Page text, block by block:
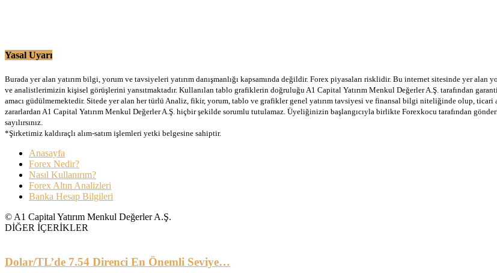
Yasal Uyarı
Burada yer alan yatırım bilgi, yorum ve tavsiyeleri yatırım danışmanlığı kapsamında değildir. Forex piyasaları risklidir. Bu internet sitesinde yer
ve analistlerimizin kişisel görüşlerini yansıtmaktadır. Kullanılan tablo grafiklerin doğruluğu A1 Capital Yatırım Menkul Değerler A.Ş. tarafından
amacı güdülmemektedir. Sitede yer alan her türlü Analiz, fikir, yorum, tablo ve grafikler genel yatırım tavsiyesi ve finansal bilgi niteliğinde olup,
zararlardan A1 Capital Yatırım Menkul Değerler A.Ş. hiçbir şekilde sorumlu tutulamaz. Üyeliğinizin başlangıcıyla birlikte Forexkocu tarafından
sayılırsınız.
*Şirketimiz kaldıraçlı alım-satım işlemleri yetki belgesine sahiptir.
Anasayfa
Forex Nedir?
Nasıl Kullanırım?
Forex Altın Analizleri
Banka Hesap Bilgileri
© A1 Capital Yatırım Menkul Değerler A.Ş.
DİĞER İÇERİKLER
Dolar/TL’de 7.54 Direnci En Önemli Seviye…